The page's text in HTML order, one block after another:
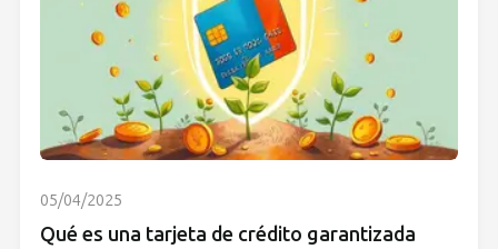
05/04/2025
Qué es una tarjeta de crédito garantizada